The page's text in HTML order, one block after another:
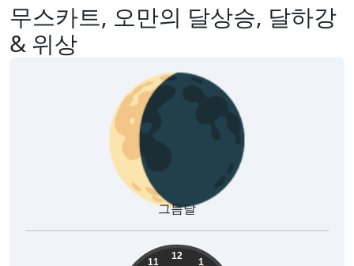
무스카트, 오만의 달상승, 달하강
& 위상
🌘
그믐달
12
1
11